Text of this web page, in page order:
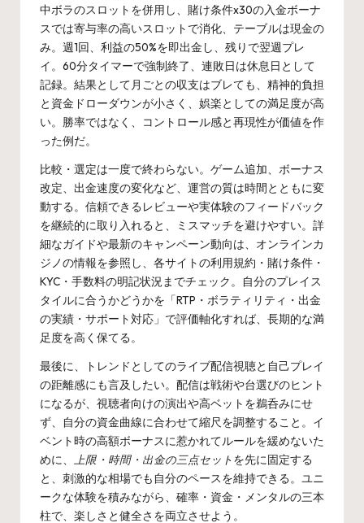
中ボラのスロットを併用し、賭け条件x30の入金ボーナ
スでは寄与率の高いスロットで消化、テーブルは現金の
み。週1回、利益の50%を即出金し、残りで翌週プレ
イ。60分タイマーで強制終了、連敗日は休息日として
記録。結果として月ごとの収支はブレても、精神的負担
と資金ドローダウンが小さく、娯楽としての満足度が高
い。勝率ではなく、コントロール感と再現性が価値を作
った例だ。
比較・選定は一度で終わらない。ゲーム追加、ボーナス
改定、出金速度の変化など、運営の質は時間とともに変
動する。信頼できるレビューや実体験のフィードバック
を継続的に取り入れると、ミスマッチを避けやすい。詳
細なガイドや最新のキャンペーン動向は、 オンラインカ
ジノの情報を参照し、各サイトの利用規約・賭け条件・
KYC・手数料の明記状況までチェック。自分のプレイス
タイルに合うかどうかを「RTP・ボラティリティ・出金
の実績・サポート対応」で評価軸化すれば、長期的な満
足度を高く保てる。
最後に、トレンドとしてのライブ配信視聴と自己プレイ
の距離感にも言及したい。配信は戦術や台選びのヒント
になるが、視聴者向けの演出や高ベットを鵜呑みにせ
ず、自分の資金曲線に合わせて縮尺を調整すること。イ
ベント時の高額ボーナスに惹かれてルールを緩めないた
めに、 上限・時間・出金の三点セット を先に固定する
と、刺激的な相場でも自分のペースを維持できる。ユニ
ークな体験を積みながら、確率・資金・メンタルの三本
柱で、楽しさと健全さを両立させよう。